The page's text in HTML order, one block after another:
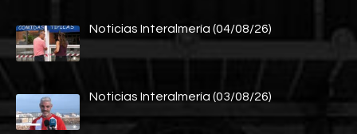
Noticias Interalmería (04/08/26)
Noticias Interalmería (03/08/26)